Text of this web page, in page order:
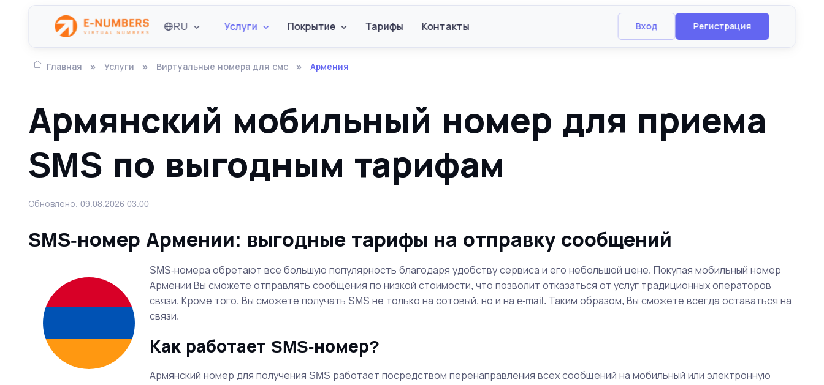
RU Услуги Покрытие Тарифы Контакты Вход Регистрация
Главная Услуги Виртуальные номера для смс Армения
Армянский мобильный номер для приема
SMS по выгодным тарифам
Обновлено: 09.08.2026 03:00
SMS-номер Армении: выгодные тарифы на отправку сообщений
SMS-номера обретают все большую популярность благодаря удобству сервиса и его небольшой цене. Покупая мобильный номер
Армении Вы сможете отправлять сообщения по низкой стоимости, что позволит отказаться от услуг традиционных операторов
связи. Кроме того, Вы сможете получать SMS не только на сотовый, но и на e-mail. Таким образом, Вы сможете всегда оставаться на
связи.
Как работает SMS-номер?
Армянский номер для получения SMS работает посредством перенаправления всех сообщений на мобильный или электронную